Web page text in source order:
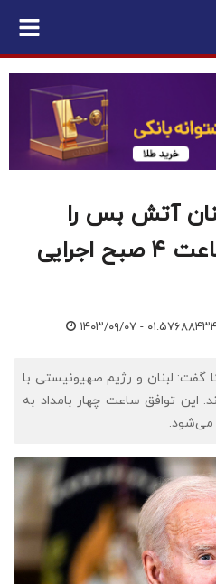
آتش بس را
پذیرفتند/ توافق ساعت ۴ صبح اجرایی
۱۴۰۳/۰۹/۰۷ - ۰۱:۵۷
گفت: لبنان و رژیم صهیونیستی با
این توافق ساعت چهار بامداد به